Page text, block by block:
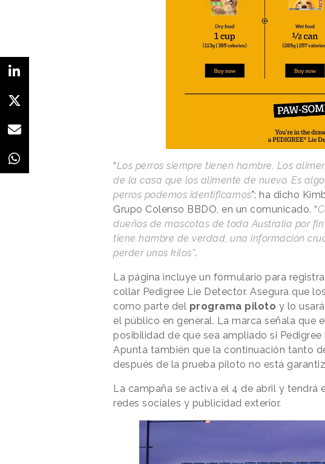
“Los perros siempre tienen hambre. Los
de la casa que los alimente de nuevo. Es
perros podemos identificarnos"; ha dicho
Grupo Colenso BBDO, en un comunicado. “
dueños de mascotas de toda Australia por
tiene hambre de verdad, una información
perder unos kilos”.
La página incluye un formulario para
collar Pedigree Lie Detector. Asegura que
como parte del programa piloto y lo
el público en general. La marca señala que
posibilidad de que sea ampliado si
Apunta también que la continuación tanto
después de la prueba piloto no está
La campaña se activa el 4 de abril y tendrá
redes sociales y publicidad exterior.